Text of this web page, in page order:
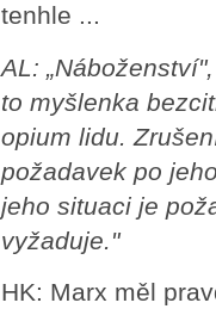
tenhle ...
AL:
to myšlenka
opium lidu.
požadavek po
jeho situaci je
vyžaduje."
HK: Marx měl